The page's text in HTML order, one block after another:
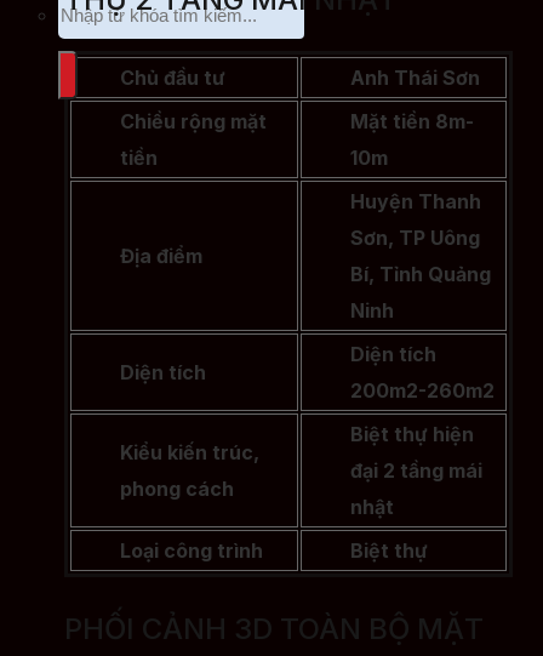
Chủ đầu tư
Anh Thái Sơn
Chiều rộng mặt
tiền
Mặt tiền 8m-
10m
Địa điểm
Huyện Thanh
Sơn, TP Uông
Bí, Tỉnh Quảng
Ninh
Diện tích
Diện tích
200m2-260m2
Kiểu kiến trúc,
phong cách
Biệt thự hiện
đại 2 tầng mái
nhật
Loại công trình
Biệt thự
PHỐI CẢNH 3D TOÀN BỘ MẶT